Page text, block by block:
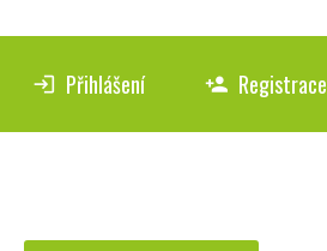
login Přihlášení person_add Registrace